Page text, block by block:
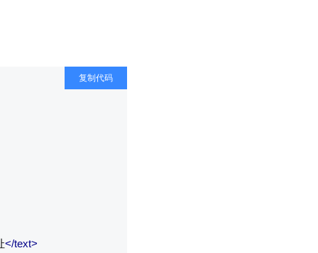
</text>
复制代码